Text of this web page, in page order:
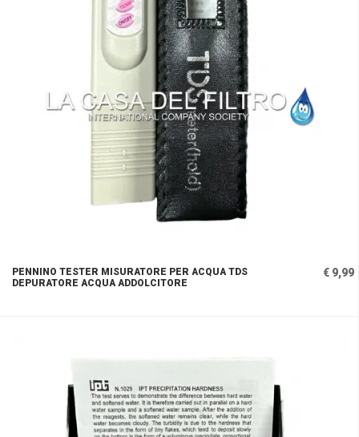
PENNINO TESTER MISURATORE PER ACQUA TDS
DEPURATORE ACQUA ADDOLCITORE
€ 9,99